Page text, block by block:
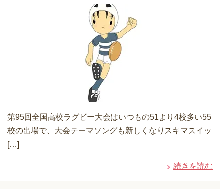
第95回全国高校ラグビー大会はいつもの51より4校多い55
校の出場で、大会テーマソングも新しくなりスキマスイッ
[…]
続きを読む